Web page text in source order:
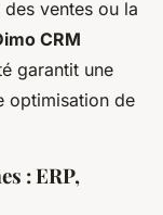
ventes ou la
CRM
garantit une
optimisation de
: ERP,